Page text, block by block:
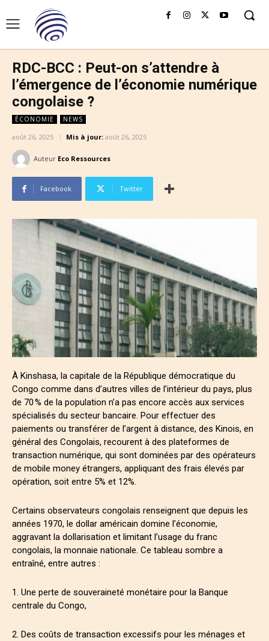
RDC-BCC : Peut-on s’attendre à
l’émergence de l’économie numérique
congolaise ?
ÉCONOMIE NEWS
août 26, 2025 Mis à jour: août 26, 2025
Auteur Eco Ressources
Facebook Twitter
À Kinshasa, la capitale de la République démocratique du
Congo comme dans d’autres villes de l’intérieur du pays, plus
de 70 % de la population n’a pas encore accès aux services
spécialisés du secteur bancaire. Pour effectuer des
paiements ou transférer de l’argent à distance, des Kinois, en
général des Congolais, recourent à des plateformes de
transaction numérique, qui sont dominées par des opérateurs
de mobile money étrangers, appliquant des frais élevés par
opération, soit entre 5% et 12%.
Certains observateurs congolais renseignent que depuis les
années 1970, le dollar américain domine l’économie,
aggravant la dollarisation et limitant l’usage du franc
congolais, la monnaie nationale. Ce tableau sombre a
entraîné, entre autres :
1. Une perte de souveraineté monétaire pour la Banque
centrale du Congo,
2. Des coûts de transaction excessifs pour les ménages et